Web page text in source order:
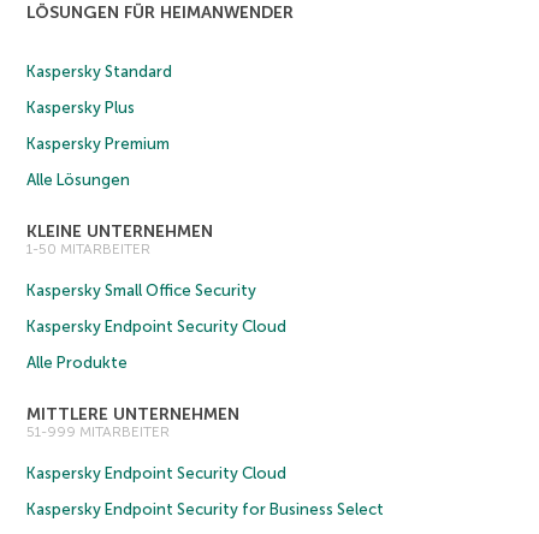
LÖSUNGEN FÜR HEIMANWENDER
Kaspersky Standard
Kaspersky Plus
Kaspersky Premium
Alle Lösungen
KLEINE UNTERNEHMEN
1-50 MITARBEITER
Kaspersky Small Office Security
Kaspersky Endpoint Security Cloud
Alle Produkte
MITTLERE UNTERNEHMEN
51-999 MITARBEITER
Kaspersky Endpoint Security Cloud
Kaspersky Endpoint Security for Business Select